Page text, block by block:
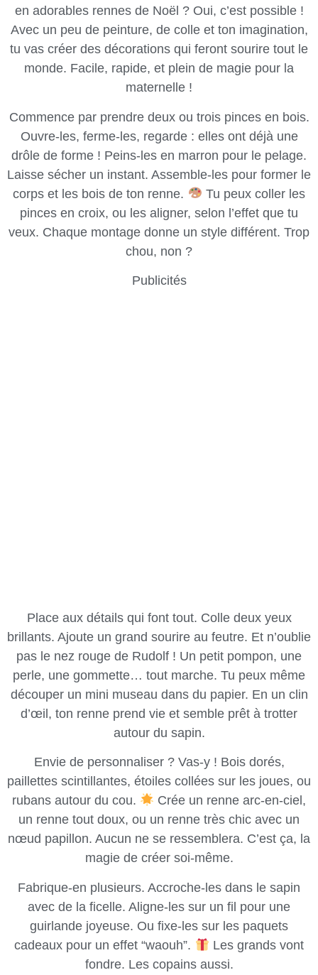
en adorables rennes de Noël ? Oui, c’est possible !
Avec un peu de peinture, de colle et ton imagination,
tu vas créer des décorations qui feront sourire tout le
monde. Facile, rapide, et plein de magie pour la
maternelle !
Commence par prendre deux ou trois pinces en bois.
Ouvre-les, ferme-les, regarde : elles ont déjà une
drôle de forme ! Peins-les en marron pour le pelage.
Laisse sécher un instant. Assemble-les pour former le
corps et les bois de ton renne.
Tu peux coller les
pinces en croix, ou les aligner, selon l’effet que tu
veux. Chaque montage donne un style différent. Trop
chou, non ?
Publicités
Place aux détails qui font tout. Colle deux yeux
brillants. Ajoute un grand sourire au feutre. Et n’oublie
pas le nez rouge de Rudolf ! Un petit pompon, une
perle, une gommette… tout marche. Tu peux même
découper un mini museau dans du papier. En un clin
d’œil, ton renne prend vie et semble prêt à trotter
autour du sapin.
Envie de personnaliser ? Vas-y ! Bois dorés,
paillettes scintillantes, étoiles collées sur les joues, ou
rubans autour du cou.
Crée un renne arc-en-ciel,
un renne tout doux, ou un renne très chic avec un
nœud papillon. Aucun ne se ressemblera. C’est ça, la
magie de créer soi-même.
Fabrique-en plusieurs. Accroche-les dans le sapin
avec de la ficelle. Aligne-les sur un fil pour une
guirlande joyeuse. Ou fixe-les sur les paquets
cadeaux pour un effet “waouh”.
Les grands vont
fondre. Les copains aussi.